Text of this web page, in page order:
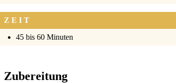
ZEIT
45 bis 60 Minu­ten
Zubereitung